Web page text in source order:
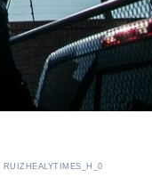
RUIZHEALYTIMES_H_0